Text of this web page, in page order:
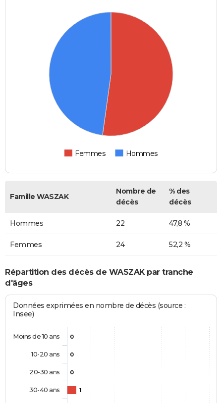
Femmes Hommes
Famille WASZAK
Nombre de
décès
% des
décès
Hommes 22 47,8 %
Femmes 24 52,2 %
Répartition des décès de WASZAK par tranche
d'âges
Données exprimées en nombre de décès (source :
Insee)
0
0
0
1
Moins de 10 ans
10-20 ans
20-30 ans
30-40 ans